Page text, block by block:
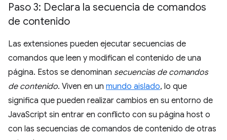
Paso 3: Declara la secuencia de comandos
de contenido
Las extensiones pueden ejecutar secuencias de
comandos que leen y modifican el contenido de una
página. Estos se denominan secuencias de comandos
de contenido. Viven en un mundo aislado, lo que
significa que pueden realizar cambios en su entorno de
JavaScript sin entrar en conflicto con su página host o
con las secuencias de comandos de contenido de otras